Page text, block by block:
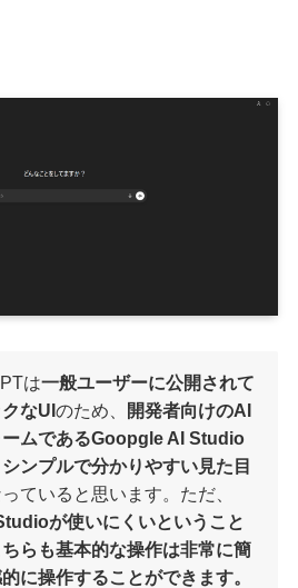
は一般ユーザーに公開されて
なUI のため、
開発者向けのAI
ームであるGoopgle AI Studio
ンプルで分かりやすい見た目
ていると思います。ただ、
が使いにくいということ
ちらも基本的な操作は非常に簡
に操作することができます。